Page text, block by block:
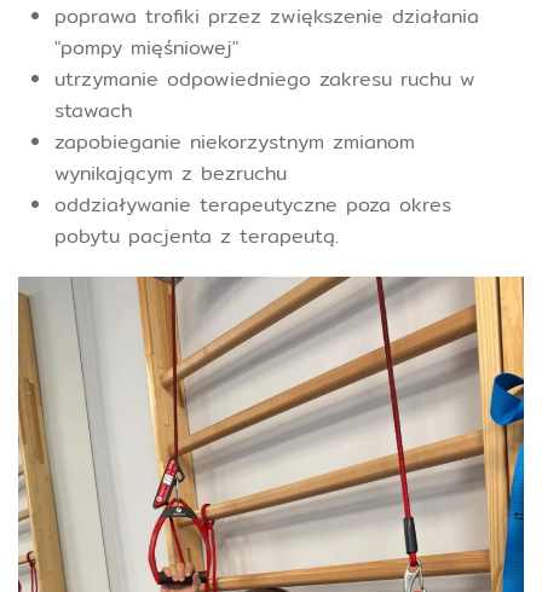
poprawa trofiki przez zwiększenie działania
"pompy mięśniowej"
utrzymanie odpowiedniego zakresu ruchu w
stawach
zapobieganie niekorzystnym zmianom
wynikającym z bezruchu
oddziaływanie terapeutyczne poza okres
pobytu pacjenta z terapeutą.